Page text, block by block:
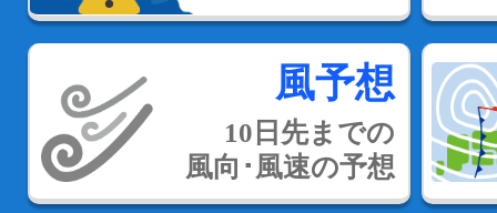
風予想
10日先までの
風向･風速の予想